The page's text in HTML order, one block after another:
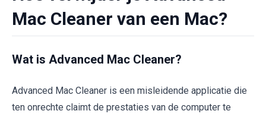
Mac Cleaner van een Mac?
Wat is Advanced Mac Cleaner?
Advanced Mac Cleaner is een misleidende applicatie die
ten onrechte claimt de prestaties van de computer te